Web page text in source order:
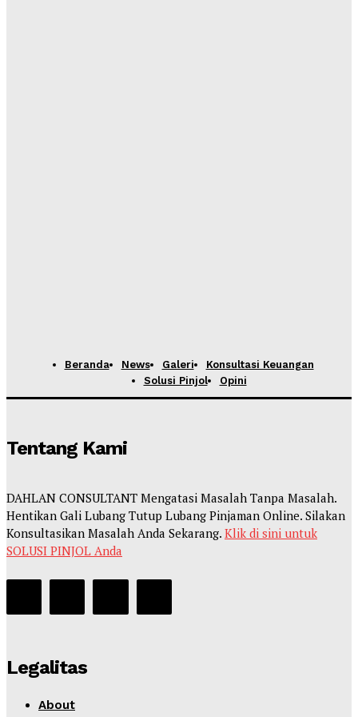
Beranda News Galeri
Konsultasi Keuangan
Solusi Pinjol
Opini
Tentang Kami
DAHLAN CONSULTANT Mengatasi Masalah Tanpa Masalah.
Hentikan Gali Lubang Tutup Lubang Pinjaman Online. Silakan
Konsultasikan Masalah Anda Sekarang. Klik di sini untuk
SOLUSI PINJOL Anda
Legalitas
About